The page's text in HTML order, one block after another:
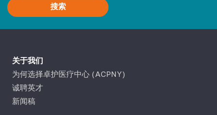
搜索
关于我们
为何选择卓护医疗中心 (ACPNY)
诚聘英才
新闻稿